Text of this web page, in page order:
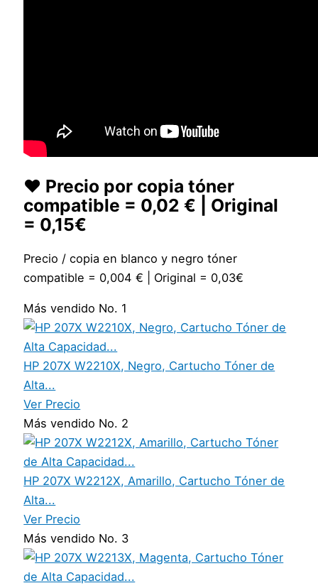
❤️ Precio por copia tóner
compatible = 0,02 € | Original
= 0,15€
Precio / copia en blanco y negro tóner
compatible = 0,004 € | Original = 0,03€
Más vendido No. 1
HP 207X W2210X, Negro, Cartucho Tóner de
Alta...
Ver Precio
Más vendido No. 2
HP 207X W2212X, Amarillo, Cartucho Tóner de
Alta...
Ver Precio
Más vendido No. 3